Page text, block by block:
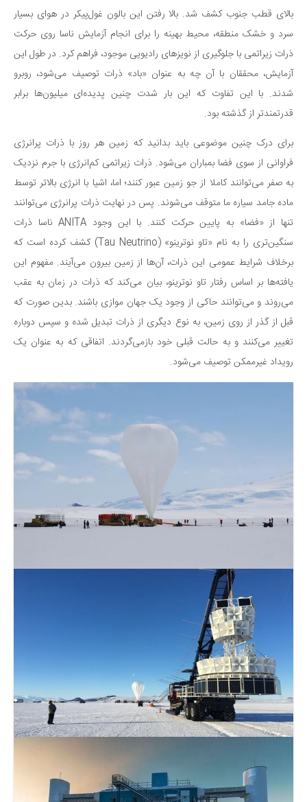
دانستنی‌ها
بازی
طنز
فال
مسابقه
بالای قطب جنوب کشف شد. بالا رفتن این بالون غول‌پیکر در هوای بسیار
سرد و خشک منطقه، محیط بهینه را برای انجام آزمایش ناسا روی حرکت
ذرات زیراتمی با جلوگیری از نویزهای رادیویی موجود، فراهم کرد. در طول این
آزمایش، محققان با آن چه به عنوان «باد» ذرات توصیف می‌شود، روبرو
شدند. با این تفاوت که این بار شدت چنین پدیده‌ای میلیون‌ها برابر
قدرتمندتر از گذشته بود.
برای درک چنین موضوعی باید بدانید که زمین هر روز با ذرات پرانرژی
فراوانی از سوی فضا بمباران می‌شود. ذرات زیراتمی کم‌انرژی با جرم نزدیک
به صفر می‌توانند کاملا از جو زمین عبور کنند؛ اما، اشیا با انرژی بالاتر توسط
ماده جامد سیاره ما متوقف می‌شوند. پس در نهایت ذرات پرانرژی می‌توانند
تنها از «فضا» به پایین حرکت کنند. با این وجود ANITA ناسا ذرات
سنگین‌تری را به نام «تاو نوترینو» (Tau Neutrino) کشف کرده است که
برخلاف شرایط عمومی این ذرات، آن‌ها از زمین بیرون می‌آیند. مفهوم این
یافته‌ها بر اساس رفتار تاو نوترینو، بیان می‌کند که ذرات در زمان به عقب
می‌روند و می‌توانند حاکی از وجود یک جهان موازی باشند. بدین صورت که
قبل از گذر از روی زمین، به نوع دیگری از ذرات تبدیل شده و سپس دوباره
تغییر می‌کنند و به حالت قبلی خود بازمی‌گردند. اتفاقی که به عنوان یک
رویداد غیرممکن توصیف می‌شود.